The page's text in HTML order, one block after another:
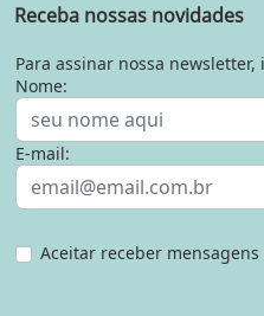
Receba nossas novidades
Para assinar nossa newsletter,
Nome:
E-mail:
Aceitar receber mensagens